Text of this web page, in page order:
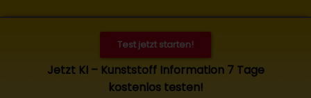
Test jetzt starten!
Jetzt KI – Kunststoff Information 7 Tage
kostenlos testen!